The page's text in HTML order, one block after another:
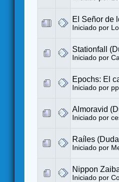
El Señor de
Iniciado por
Stationfall
Iniciado por
Epochs: El
Iniciado por
Almoravid
Iniciado por
Raíles
Iniciado por
Nippon
Iniciado por